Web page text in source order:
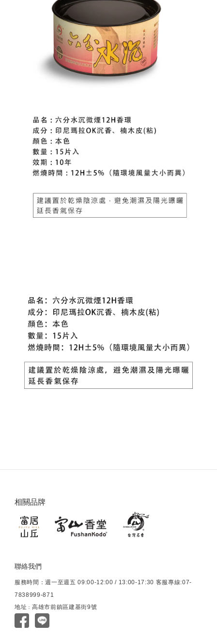
相關品牌
聯絡我們
服務時間：週一至週五 09:00-12:00 / 13:00-17:30 客服專線:07-
7838999-871
地址 ： 高雄市前鎮區建基街9號